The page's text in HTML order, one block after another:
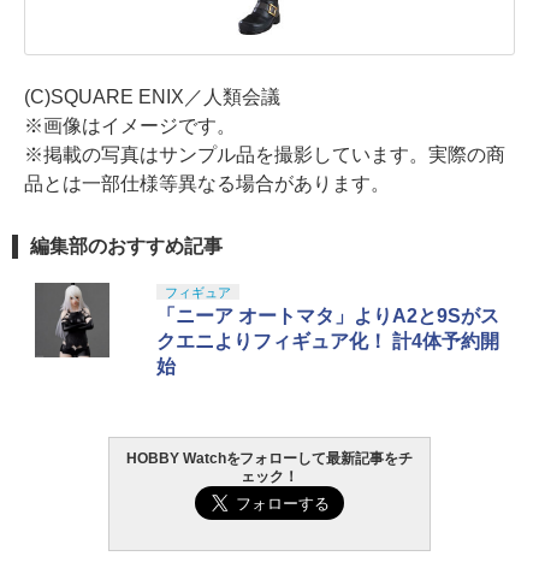
(C)SQUARE ENIX／人類会議
※画像はイメージです。
※掲載の写真はサンプル品を撮影しています。実際の商
品とは一部仕様等異なる場合があります。
編集部のおすすめ記事
フィギュア
「ニーア オートマタ」よりA2と9Sがス
クエニよりフィギュア化！ 計4体予約開
始
HOBBY Watchをフォローして最新記事をチ
ェック！